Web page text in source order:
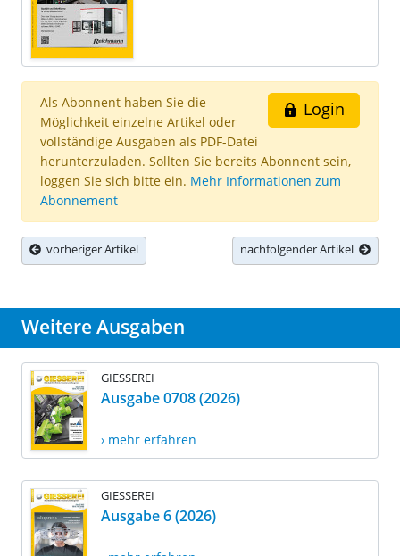
Login
Als Abonnent haben Sie die
Möglichkeit einzelne Artikel oder
vollständige Ausgaben als PDF-Datei
herunterzuladen. Sollten Sie bereits Abonnent sein,
loggen Sie sich bitte ein. Mehr Informationen zum
Abonnement
vorheriger Artikel nachfolgender Artikel
Weitere Ausgaben
GIESSEREI
Ausgabe 0708 (2026)
› mehr erfahren
GIESSEREI
Ausgabe 6 (2026)